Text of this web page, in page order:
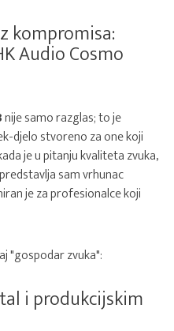
kompromisa:
Audio Cosmo
nije samo razglas; to je
djelo stvoreno za one koji
je u pitanju kvaliteta zvuka,
sam vrhunac
je za profesionalce koji
"gospodar zvuka":
i produkcijskim